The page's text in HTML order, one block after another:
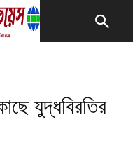
যুদ্ধবিরতির